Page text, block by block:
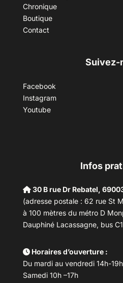
Chronique
Boutique
Contact
Suivez-
Facebook
Instagram
Youtube
Infos
30 B rue Dr Rebatel,
(adresse postale : 62 rue St
à 100 mètres du métro D
Dauphiné Lacassagne, bus
Horaires d’ouverture :
Du mardi au vendredi 14h-19h
Samedi 10h –17h